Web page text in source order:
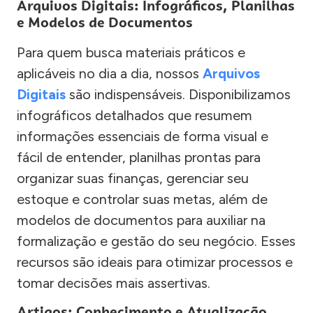
Arquivos Digitais: Infográficos, Planilhas
e Modelos de Documentos
Para quem busca materiais práticos e
aplicáveis no dia a dia, nossos Arquivos
Digitais são indispensáveis. Disponibilizamos
infográficos detalhados que resumem
informações essenciais de forma visual e
fácil de entender, planilhas prontas para
organizar suas finanças, gerenciar seu
estoque e controlar suas metas, além de
modelos de documentos para auxiliar na
formalização e gestão do seu negócio. Esses
recursos são ideais para otimizar processos e
tomar decisões mais assertivas.